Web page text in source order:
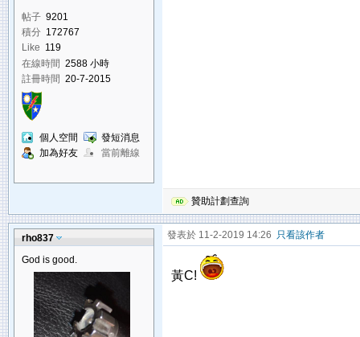
帖子 9201
積分 172767
Like 119
在線時間 2588 小時
註冊時間 20-7-2015
個人空間
發短消息
加為好友
當前離線
贊助計劃查詢
rho837
God is good.
發表於 11-2-2019 14:26 只看該作者
黃C!